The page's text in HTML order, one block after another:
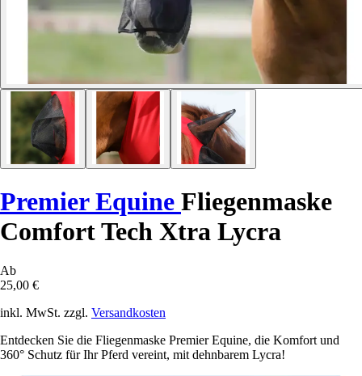
Premier Equine Fliegenmaske
Comfort Tech Xtra Lycra
Ab
25,00 €
inkl. MwSt. zzgl. Versandkosten
Entdecken Sie die Fliegenmaske Premier Equine, die Komfort und
360° Schutz für Ihr Pferd vereint, mit dehnbarem Lycra!